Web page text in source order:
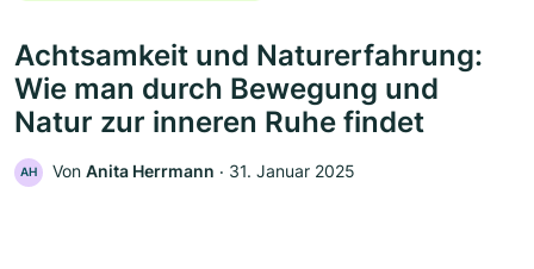
Achtsamkeit und Naturerfahrung:
Wie man durch Bewegung und
Natur zur inneren Ruhe findet
AH Von Anita Herrmann ‧ 31. Januar 2025